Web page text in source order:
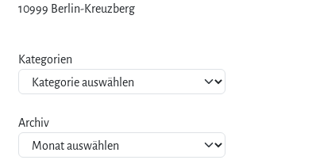
10999 Berlin-Kreuzberg
Kategorien
Archiv